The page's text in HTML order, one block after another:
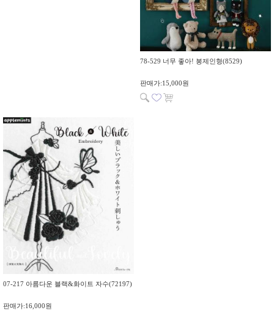
78-529 너무 좋아! 봉제인형(8529)
판매가:15,000원
07-217 아름다운 블랙&화이트 자수(72197)
판매가:16,000원